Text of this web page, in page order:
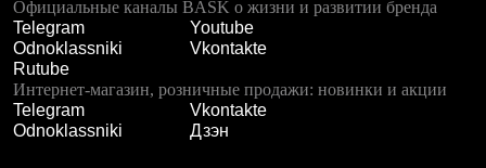
Чуни
Уход за обувью
Аксессуары
Головные уборы
Шапки
Балаклавы и маски
Официальные каналы BASK о жизни и развитии бренда
Telegram
Youtube
Odnoklassniki
Vkontakte
Rutube
Интернет-магазин, розничные продажи: новинки и акции
Telegram
Vkontakte
Odnoklassniki
Дзэн